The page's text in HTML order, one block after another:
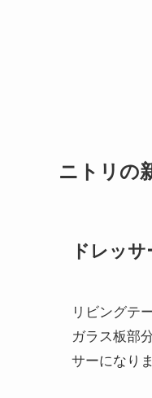
ニトリの
ドレッ
リビングテ
ガラス板部
サーになりま